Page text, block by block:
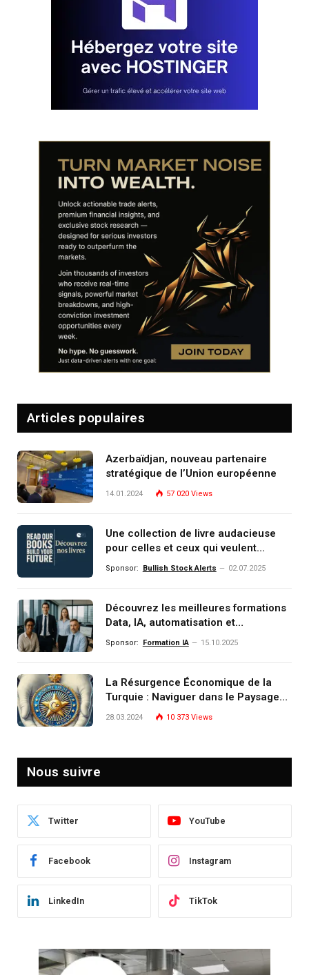
Articles populaires
Azerbaïdjan, nouveau partenaire
stratégique de l’Union européenne
14.01.2024 57 020 Views
Une collection de livre audacieuse
pour celles et ceux qui veulent
comprendre, investir et dominer le
Sponsor: Bullish Stock Alerts 02.07.2025
Découvrez les meilleures formations
Data, IA, automatisation et
investissement (gestion de
Sponsor: Formation IA 15.10.2025
La Résurgence Économique de la
Turquie : Naviguer dans le Paysage
Post-Crise
28.03.2024 10 373 Views
Nous suivre
Twitter YouTube
Facebook Instagram
LinkedIn TikTok